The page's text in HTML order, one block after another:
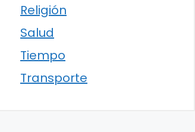
Religión
Salud
Tiempo
Transporte